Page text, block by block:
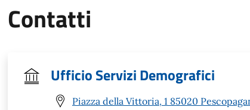
Contatti
Ufficio Servizi Demografici
Piazza della Vittoria, 1 85020